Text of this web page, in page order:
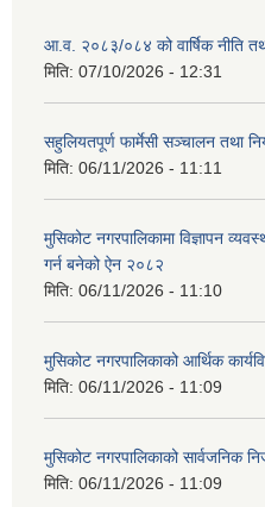
आ.व. २०८३/०८४ को वार्षिक नीति
मिति: 07/10/2026 - 12:31
सहुलियतपूर्ण फार्मेसी सञ्चालन तथा
मिति: 06/11/2026 - 11:11
मुसिकोट नगरपालिकामा विज्ञापन
गर्न बनेको ऐन २०८२
मिति: 06/11/2026 - 11:10
मुसिकोट नगरपालिकाको आर्थिक
मिति: 06/11/2026 - 11:09
मुसिकोट नगरपालिकाको सार्वजनिक
मिति: 06/11/2026 - 11:09